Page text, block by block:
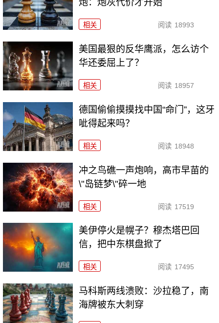
炮：炮灰代价才开始
相关 阅读 18993
美国最狠的反华鹰派，怎么访个
华还委屈上了？
相关 阅读 18957
德国偷偷摸摸找中国“命门”，这牙
呲得起来吗？
相关 阅读 18948
冲之鸟礁一声炮响，高市早苗的
\"岛链梦\"碎一地
相关 阅读 17519
美伊停火是幌子？穆杰塔巴回
信，把中东棋盘掀了
相关 阅读 17495
马科斯两线溃败：沙拉稳了，南
海牌被东大刺穿